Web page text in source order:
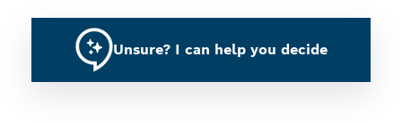
Unsure? I can help you decide